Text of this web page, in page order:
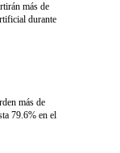
más de
durante
más de
79.6% en el